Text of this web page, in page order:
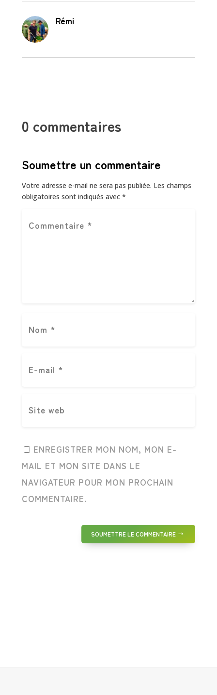
Rémi
0 commentaires
Soumettre un commentaire
Votre adresse e-mail ne sera pas publiée. Les champs
obligatoires sont indiqués avec *
ENREGISTRER MON NOM, MON E-
MAIL ET MON SITE DANS LE
NAVIGATEUR POUR MON PROCHAIN
COMMENTAIRE.
SOUMETTRE LE COMMENTAIRE